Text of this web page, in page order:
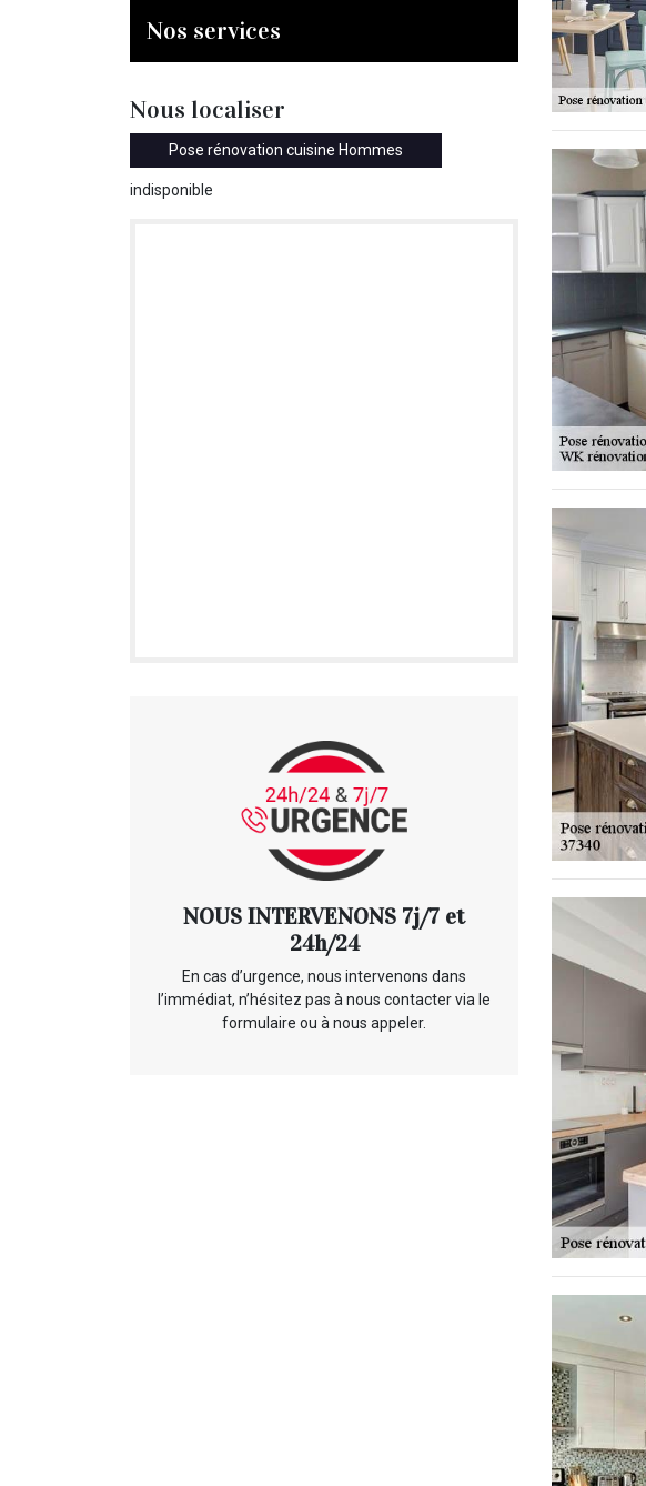
Nos services
Nous localiser
Pose rénovation cuisine Hommes
indisponible
NOUS INTERVENONS 7j/7 et
24h/24
En cas d’urgence, nous intervenons dans
l’immédiat, n’hésitez pas à nous contacter via le
formulaire ou à nous appeler.